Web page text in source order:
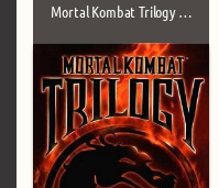
Mortal Kombat Trilogy …